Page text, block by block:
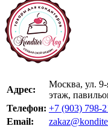
Адрес:
Москва, ул.
этаж,
Телефон: +7 (903) 798-
Email: